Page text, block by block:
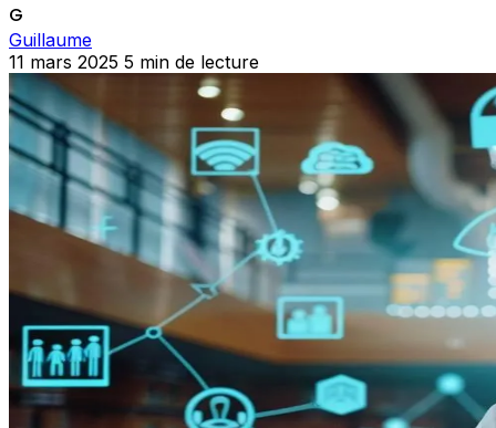
G
Guillaume
11 mars 2025 5 min de lecture